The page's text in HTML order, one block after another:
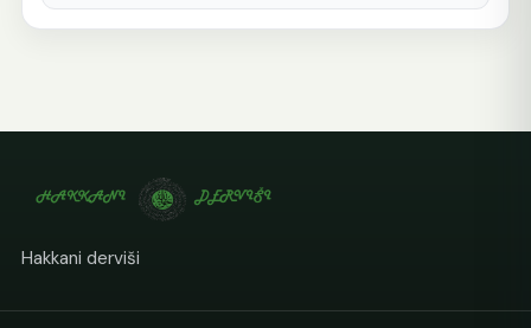
Hakkani derviši